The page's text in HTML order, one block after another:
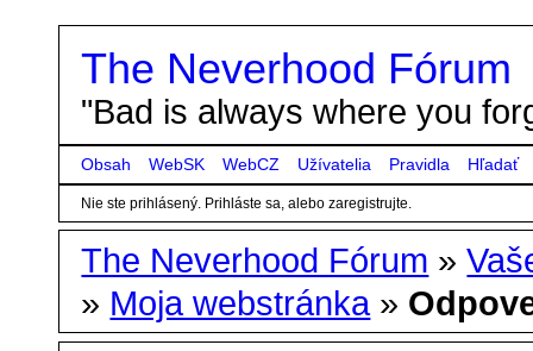
The Neverhood Fórum
"Bad is always where you
Obsah WebSK WebCZ Užívatelia Pravidla Hľadať
Nie ste prihlásený. Prihláste sa, alebo zaregistrujte.
The Neverhood Fórum »
» Moja webstránka »